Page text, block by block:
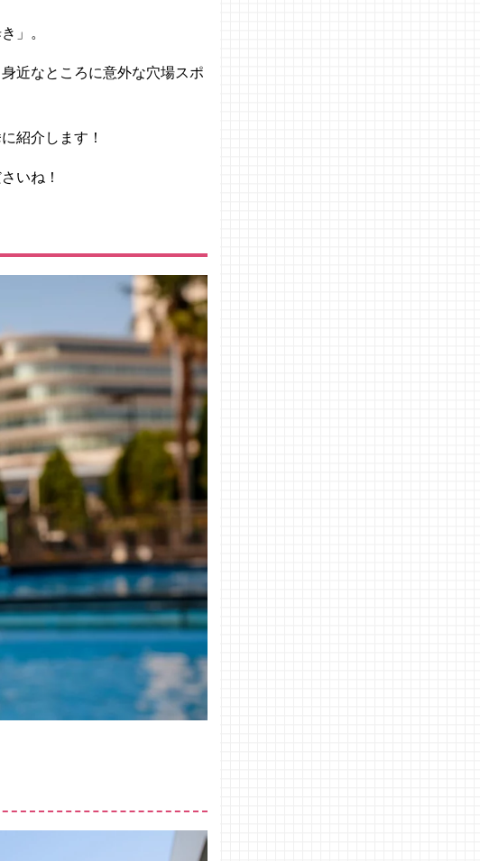
」。
近なところに意外な穴場スポ
紹介します！
いね！